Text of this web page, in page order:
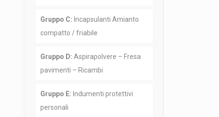
Gruppo C: Incapsulanti Amianto
compatto / friabile
Gruppo D: Aspirapolvere – Fresa
pavimenti – Ricambi
Gruppo E: Indumenti protettivi
personali